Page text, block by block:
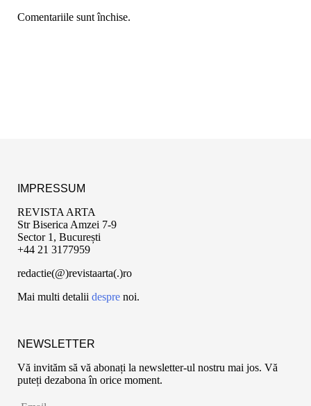
Comentariile sunt închise.
IMPRESSUM
REVISTA ARTA
Str Biserica Amzei 7-9
Sector 1, București
+44 21 3177959
redactie(@)revistaarta(.)ro
Mai multi detalii despre noi.
NEWSLETTER
Vă invităm să vă abonați la newsletter-ul nostru mai jos. Vă
puteți dezabona în orice moment.